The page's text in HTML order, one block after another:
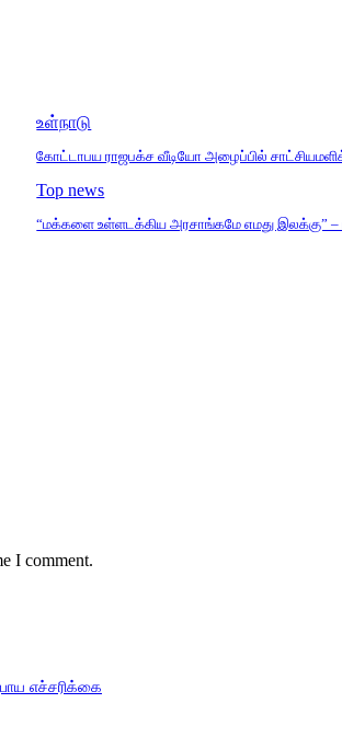
உள்நாடு
கோட்டாபய ராஜபக்ச வீடியோ அழைப்பில்
Top news
“மக்களை உள்ளடக்கிய அரசாங்கமே எமது இலக்கு” –
I comment.
எச்சரிக்கை